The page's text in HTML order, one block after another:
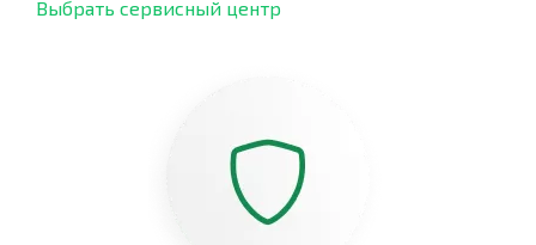
Выбрать сервисный центр